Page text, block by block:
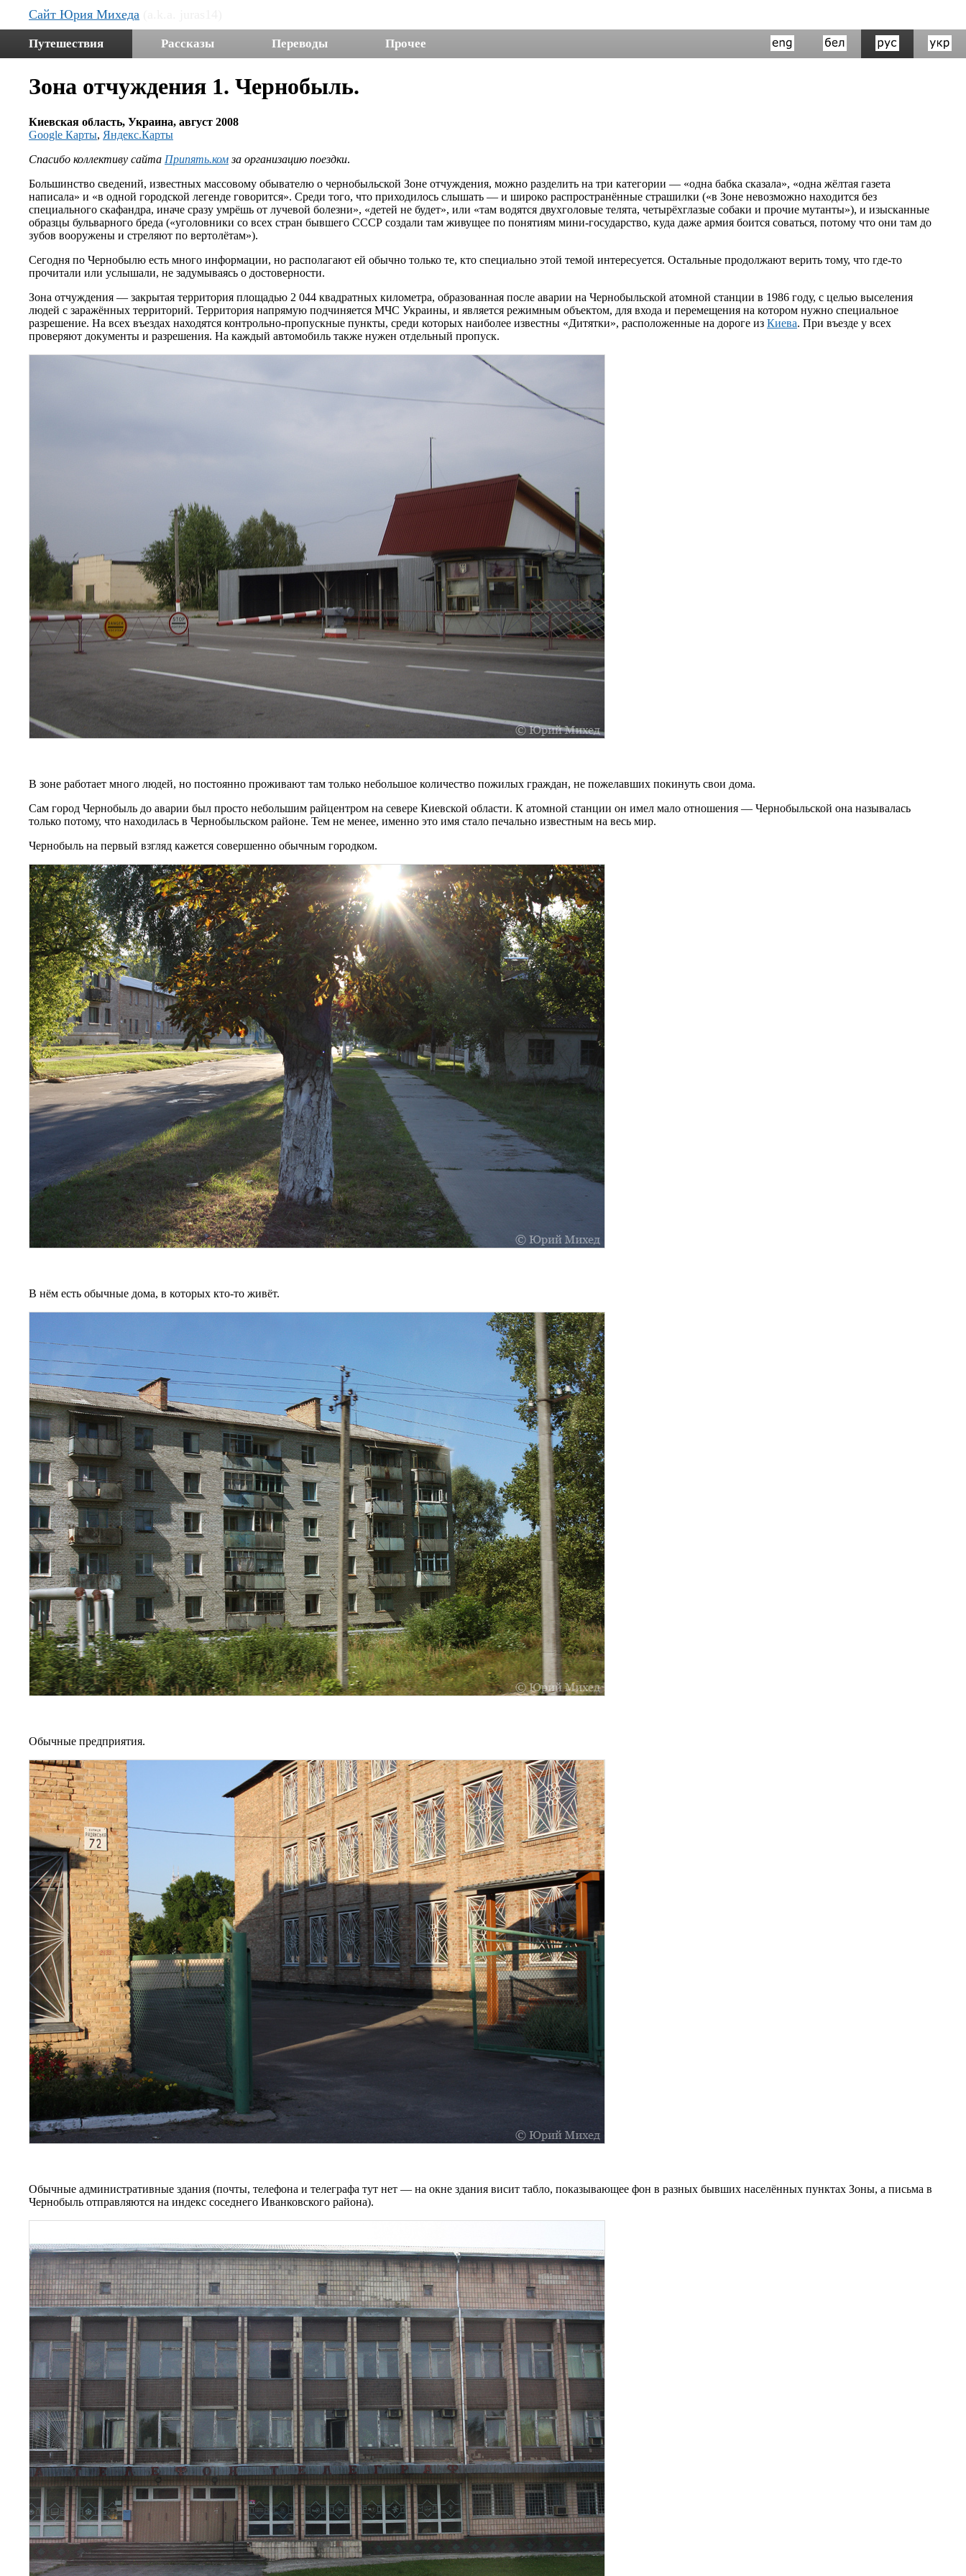
Сайт Юрия Михеда
Путешествия Рассказы Переводы Прочее
Зона отчуждения 1. Чернобыль.
Киевская область, Украина, август 2008
Google Карты, Яндекс.Карты
Спасибо коллективу сайта Припять.комза организацию поездки.
Большинство сведений, известных массовому обывателю о чернобыльской Зоне отчуждения, можно разделить на три категории — «одна бабка сказала», «одна жёлтая газета
написала» и «в одной городской легенде говорится». Среди того, что приходилось слышать — и широко распространённые страшилки («в Зоне невозможно находится без
специального скафандра, иначе сразу умрёшь от лучевой болезни», «детей не будет», или «там водятся двухголовые телята, четырёхглазые собаки и прочие мутанты»), и изысканные
образцы бульварного бреда («уголовники со всех стран бывшего СССР создали там живущее по понятиям мини-государство, куда даже армия боится соваться, потому что они там до
зубов вооружены и стреляют по вертолётам»).
Сегодня по Чернобылю есть много информации, но располагают ей обычно только те, кто специально этой темой интересуется. Остальные продолжают верить тому, что где-то
прочитали или услышали, не задумываясь о достоверности.
Зона отчуждения — закрытая территория площадью 2 044 квадратных километра, образованная после аварии на Чернобыльской атомной станции в 1986 году, с целью выселения
людей с заражённых территорий. Территория напрямую подчиняется МЧС Украины, и является режимным объектом, для входа и перемещения на котором нужно специальное
разрешение. На всех въездах находятся контрольно-пропускные пункты, среди которых наиболее известны «Дитятки», расположенные на дороге из Киева. При въезде у всех
проверяют документы и разрешения. На каждый автомобиль также нужен отдельный пропуск.
В зоне работает много людей, но постоянно проживают там только небольшое количество пожилых граждан, не пожелавших покинуть свои дома.
Сам город Чернобыль до аварии был просто небольшим райцентром на севере Киевской области. К атомной станции он имел мало отношения — Чернобыльской она называлась
только потому, что находилась в Чернобыльском районе. Тем не менее, именно это имя стало печально известным на весь мир.
Чернобыль на первый взгляд кажется совершенно обычным городком.
В нём есть обычные дома, в которых кто-то живёт.
Обычные предприятия.
Обычные административные здания (почты, телефона и телеграфа тут нет — на окне здания висит табло, показывающее фон в разных бывших населённых пунктах Зоны, а письма в
Чернобыль отправляются на индекс соседнего Иванковского района).